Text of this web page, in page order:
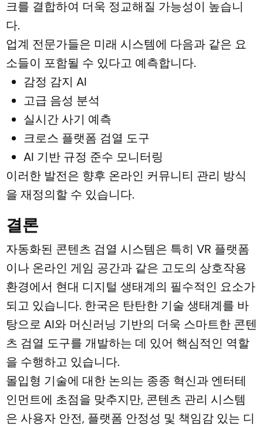
크를 결합하여 더욱 정교해질 가능성이 높습니
다.
업계 전문가들은 미래 시스템에 다음과 같은 요
소들이 포함될 수 있다고 예측합니다.
감정 감지 AI
고급 음성 분석
실시간 사기 예측
크로스 플랫폼 검열 도구
AI 기반 규정 준수 모니터링
이러한 발전은 향후 온라인 커뮤니티 관리 방식
을 재정의할 수 있습니다.
결론
자동화된 콘텐츠 검열 시스템은 특히 VR 플랫폼
이나 온라인 게임 공간과 같은 고도의 상호작용
환경에서 현대 디지털 생태계의 필수적인 요소가
되고 있습니다. 한국은 탄탄한 기술 생태계를 바
탕으로 AI와 머신러닝 기반의 더욱 스마트한 콘텐
츠 검열 도구를 개발하는 데 있어 핵심적인 역할
을 수행하고 있습니다.
몰입형 기술에 대한 논의는 종종 혁신과 엔터테
인먼트에 초점을 맞추지만, 콘텐츠 관리 시스템
은 사용자 안전, 플랫폼 안정성 및 책임감 있는 디